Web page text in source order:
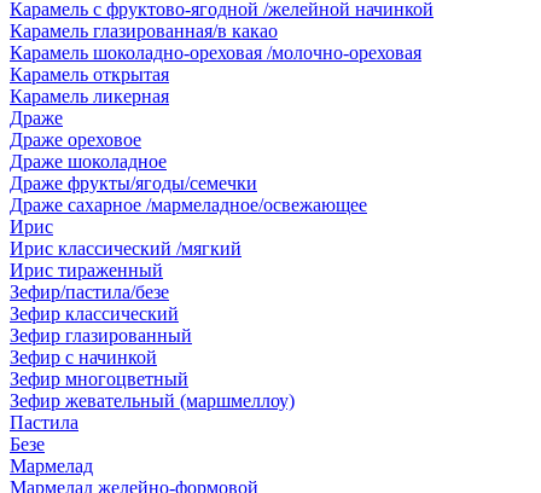
Карамель с фруктово-ягодной /желейной начинкой
Карамель глазированная/в какао
Карамель шоколадно-ореховая /молочно-ореховая
Карамель открытая
Карамель ликерная
Драже
Драже ореховое
Драже шоколадное
Драже фрукты/ягоды/семечки
Драже сахарное /мармеладное/освежающее
Ирис
Ирис классический /мягкий
Ирис тираженный
Зефир/пастила/безе
Зефир классический
Зефир глазированный
Зефир с начинкой
Зефир многоцветный
Зефир жевательный (маршмеллоу)
Пастила
Безе
Мармелад
Мармелад желейно-формовой